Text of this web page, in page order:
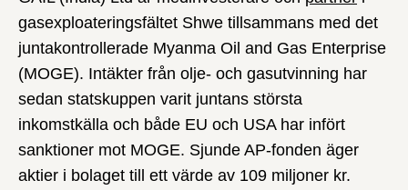
gasexploateringsfältet Shwe tillsammans med det
juntakontrollerade Myanma Oil and Gas Enterprise
(MOGE). Intäkter från olje- och gasutvinning har
sedan statskuppen varit juntans största
inkomstkälla och både EU och USA har infört
sanktioner mot MOGE. Sjunde AP-fonden äger
aktier i bolaget till ett värde av 109 miljoner kr.